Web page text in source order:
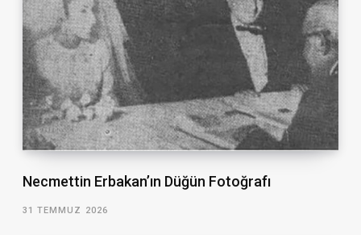
Necmettin Erbakan’ın Düğün Fotoğrafı
31 TEMMUZ 2026